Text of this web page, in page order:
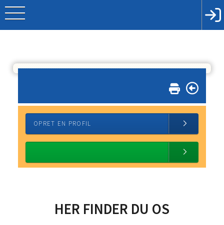
OPRET EN PROFIL
HER FINDER DU OS